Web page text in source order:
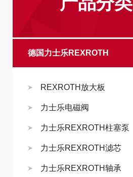
德国力士乐REXROTH
REXROTH放大板
力士乐电磁阀
力士乐REXROTH柱塞泵
力士乐REXROTH滤芯
力士乐REXROTH轴承